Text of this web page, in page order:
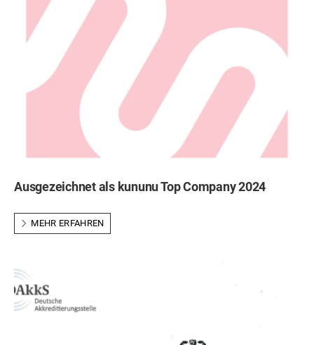
Ausgezeichnet als kununu Top Company 2024
MEHR ERFAHREN